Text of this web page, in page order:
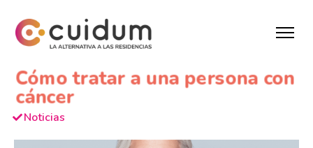
Cómo tratar a una persona con
cáncer
Noticias